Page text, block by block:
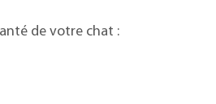
de votre chat :